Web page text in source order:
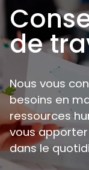
de
Nous vous
besoins en
ressources
vous
dans le